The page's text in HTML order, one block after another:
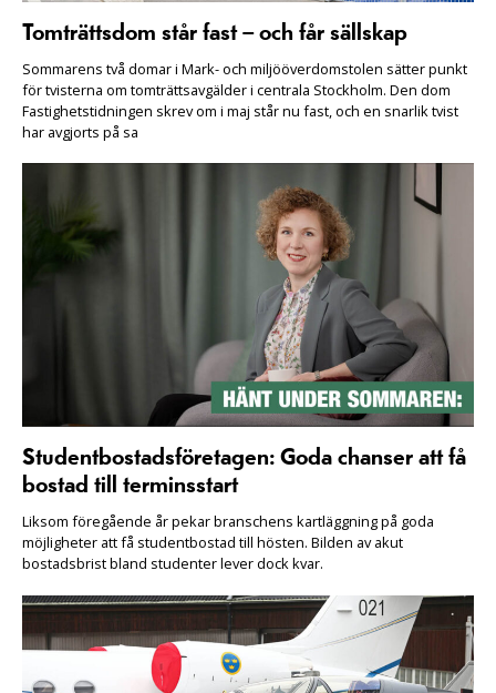
Tomträttsdom står fast – och får sällskap
Sommarens två domar i Mark- och miljööverdomstolen sätter punkt
för tvisterna om tomträttsavgälder i centrala Stockholm. Den dom
Fastighetstidningen skrev om i maj står nu fast, och en snarlik tvist
har avgjorts på sa
Studentbostadsföretagen: Goda chanser att få
bostad till terminsstart
Liksom föregående år pekar branschens kartläggning på goda
möjligheter att få studentbostad till hösten. Bilden av akut
bostadsbrist bland studenter lever dock kvar.